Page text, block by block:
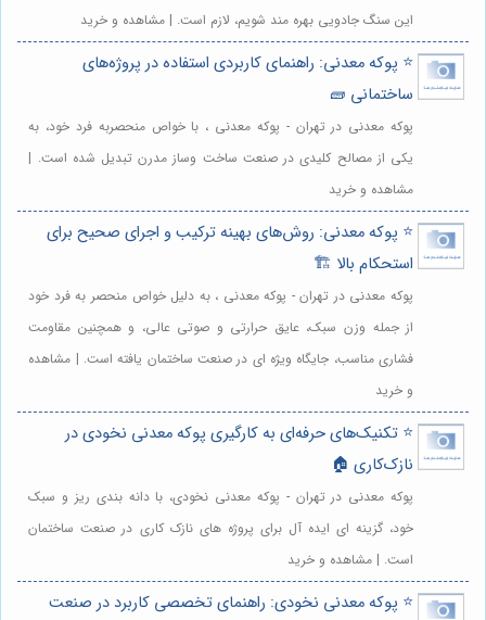
این سنگ جادویی بهره مند شویم، لازم است. | مشاهده و خرید
⭐️ پوکه معدنی: راهنمای کاربردی استفاده در پروژه‌های
ساختمانی 🧱
پوکه معدنی در تهران - پوکه معدنی ، با خواص منحصربه فرد خود، به
یکی از مصالح کلیدی در صنعت ساخت وساز مدرن تبدیل شده است. |
مشاهده و خرید
⭐️ پوکه معدنی: روش‌های بهینه ترکیب و اجرای صحیح برای
استحکام بالا 🏗️
پوکه معدنی در تهران - پوکه معدنی ، به دلیل خواص منحصر به فرد خود
از جمله وزن سبک، عایق حرارتی و صوتی عالی، و همچنین مقاومت
فشاری مناسب، جایگاه ویژه ای در صنعت ساختمان یافته است. | مشاهده
و خرید
⭐️ تکنیک‌های حرفه‌ای به کارگیری پوکه معدنی نخودی در
نازک‌کاری 🏠
پوکه معدنی در تهران - پوکه معدنی نخودی، با دانه بندی ریز و سبک
خود، گزینه ای ایده آل برای پروژه های نازک کاری در صنعت ساختمان
است. | مشاهده و خرید
⭐️ پوکه معدنی نخودی: راهنمای تخصصی کاربرد در صنعت